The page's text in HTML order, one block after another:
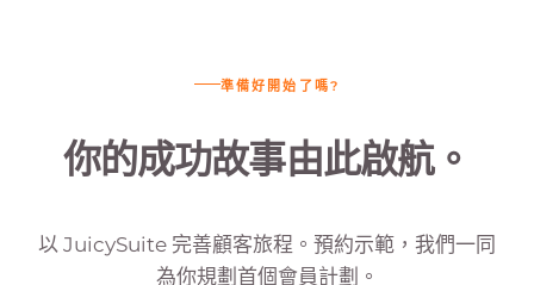
準備好開始了嗎?
你的成功故事由此啟航。
以 JuicySuite 完善顧客旅程。預約示範，我們一同
為你規劃首個會員計劃。